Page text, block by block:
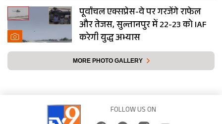
पूर्वांचल एक्सप्रेस-वे पर गरजेंगे राफेल
और तेजस, सुल्तानपुर में 22-23 को IAF
करेगी युद्ध अभ्यास
MORE PHOTO GALLERY
FOLLOW US ON